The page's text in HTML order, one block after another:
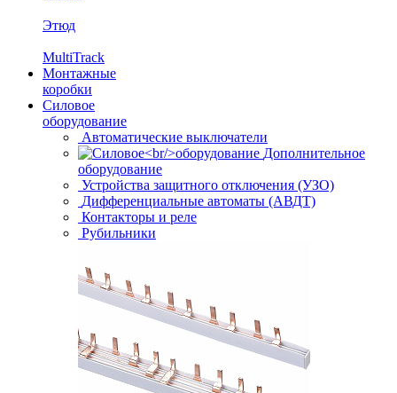
Этюд
MultiTrack
Монтажные
коробки
Силовое
оборудование
Автоматические выключатели
Дополнительное
оборудование
Устройства защитного отключения (УЗО)
Дифференциальные автоматы (АВДТ)
Контакторы и реле
Рубильники